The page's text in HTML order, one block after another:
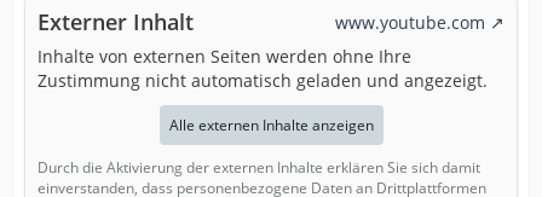
Externer Inhalt
www.youtube.com
Inhalte von externen Seiten werden ohne Ihre
Zustimmung nicht automatisch geladen und angezeigt.
Alle externen Inhalte anzeigen
Durch die Aktivierung der externen Inhalte erklären Sie sich damit
einverstanden, dass personenbezogene Daten an Drittplattformen